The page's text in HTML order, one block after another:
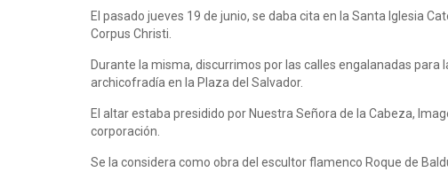
El pasado jueves 19 de junio, se daba cita en la Santa Iglesia
Corpus Christi.
Durante la misma, discurrimos por las calles engalanadas
archicofradía en la Plaza del Salvador.
El altar estaba presidido por Nuestra Señora de la Cabeza,
corporación.
Se la considera como obra del escultor flamenco Roque de